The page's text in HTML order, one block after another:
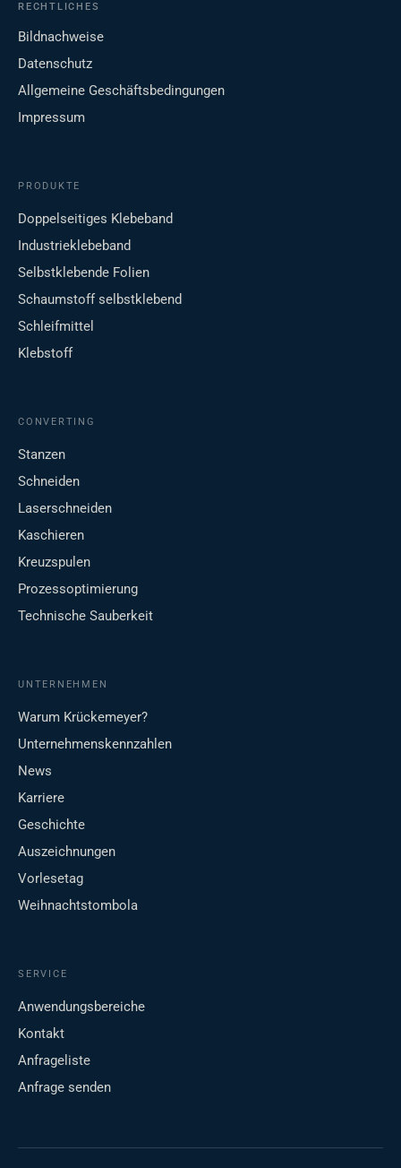
RECHTLICHES
Bildnachweise
Datenschutz
Allgemeine Geschäftsbedingungen
Impressum
PRODUKTE
Doppelseitiges Klebeband
Industrieklebeband
Selbstklebende Folien
Schaumstoff selbstklebend
Schleifmittel
Klebstoff
CONVERTING
Stanzen
Schneiden
Laserschneiden
Kaschieren
Kreuzspulen
Prozessoptimierung
Technische Sauberkeit
UNTERNEHMEN
Warum Krückemeyer?
Unternehmenskennzahlen
News
Karriere
Geschichte
Auszeichnungen
Vorlesetag
Weihnachtstombola
SERVICE
Anwendungsbereiche
Kontakt
Anfrageliste
Anfrage senden